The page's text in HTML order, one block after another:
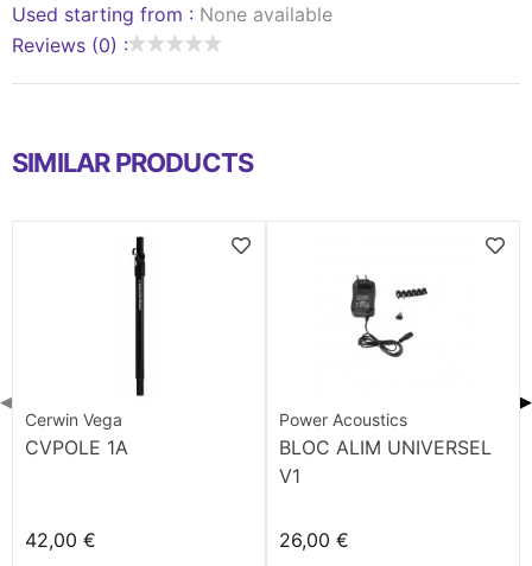
Used starting from : None available
Reviews (0) :
SIMILAR PRODUCTS
Cerwin Vega
CVPOLE 1A
42,00 €
Power Acoustics
BLOC ALIM UNIVERSEL
V1
26,00 €
◀ ▶